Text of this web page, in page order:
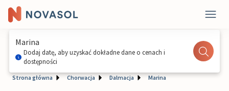
Marina
Dodaj datę, aby uzyskać dokładne dane o cenach i
dostępności
Strona główna Chorwacja Dalmacja Marina